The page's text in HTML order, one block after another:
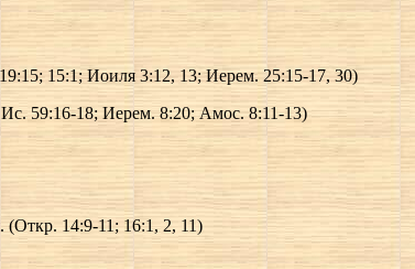
15:1; Иоиля 3:12, 13; Иерем. 25:15-17, 30)
Ис. 59:16-18; Иерем. 8:20; Амос. 8:11-13)
(Откр. 14:9-11; 16:1, 2, 11)